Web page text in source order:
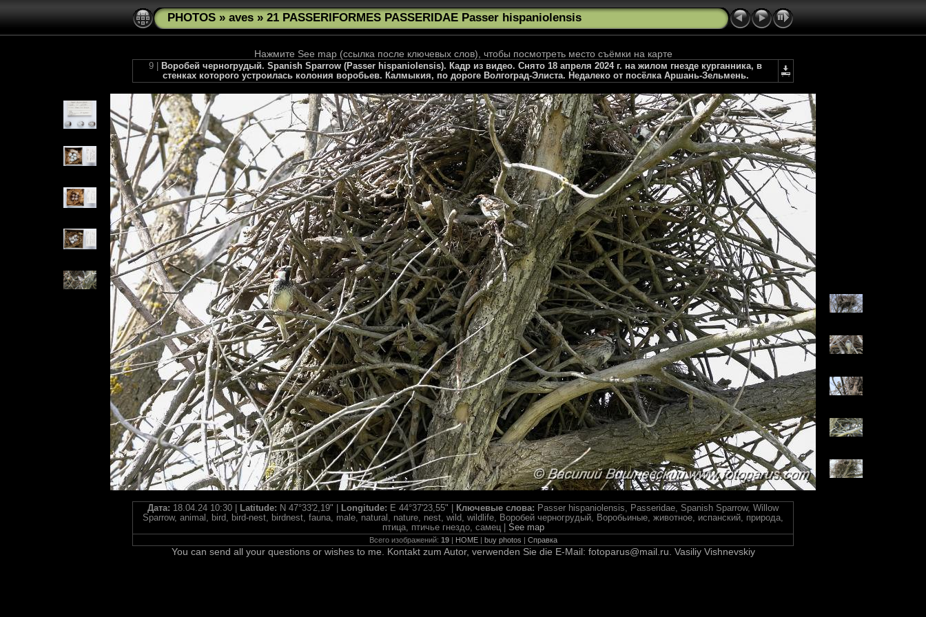
PHOTOS » aves » 21 PASSERIFORMES PASSERIDAE Passer hispaniolensis
Нажмите See map (ссылка после ключевых слов), чтобы посмотреть место съёмки на карте
9 |
Воробей черногрудый. Spanish Sparrow (Passer hispaniolensis). Кадр из видео. Снято 18 апреля 2024 г. на жилом гнезде курганника, в
стенках которого устроилась колония воробьев. Калмыкия, по дороге Волгоград-Элиста. Недалеко от посёлка Аршань-Зельмень.
Дата: 18.04.24 10:30 | Latitude: N 47°33'2,19" | Longitude: E 44°37'23,55" | Ключевые слова: Passer hispaniolensis, Passeridae, Spanish Sparrow, Willow
Sparrow, animal, bird, bird-nest, birdnest, fauna, male, natural, nature, nest, wild, wildlife, Воробей черногрудый, Воробьиные, животное, испанский, природа,
птица, птичье гнездо, самец | See map
Всего изображений: 19| HOME| buy photos | Справка
You can send all your questions or wishes to me. Kontakt zum Autor, verwenden Sie die E-Mail: fotoparus@mail.ru. Vasiliy Vishnevskiy